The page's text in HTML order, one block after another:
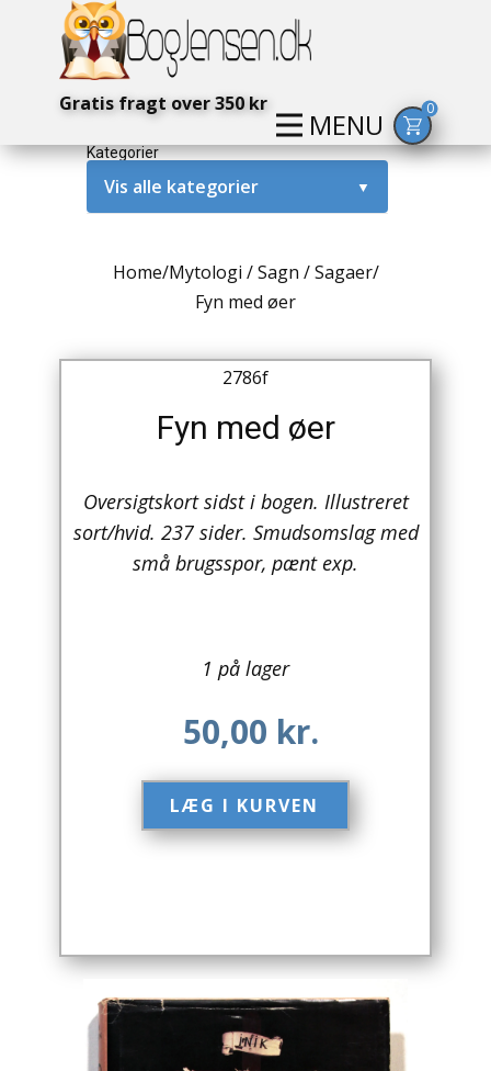
MENU
Gratis fragt over 350 kr 0
Kategorier
Vis alle kategorier ▼
Amerika / USA
Antikke / Specielle Bøger
Antikviteter
Arkitektur
Biografier / Erindringer
Børn / Unge
Børnebøger
Bryggerier
Drikkevare / Øl / Vin
Engelsk
Home/Mytologi / Sagn / Sagaer/
Fyn med øer
2786f
Fyn med øer
Oversigtskort sidst i bogen. Illustreret
sort/hvid. 237 sider. Smudsomslag med
små brugsspor, pænt exp.
1 på lager
50,00 kr.
LÆG I KURVEN​